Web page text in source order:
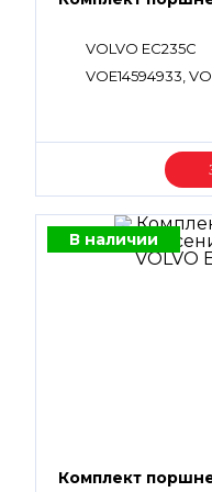
VOLVO EC235C
VOE14594933,
В наличии
Комплект